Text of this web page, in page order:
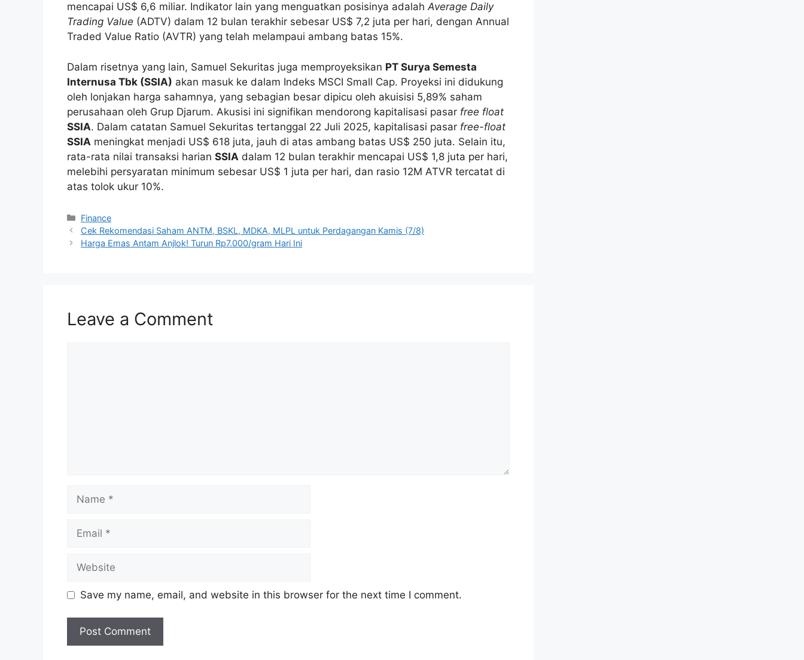
mencapai US$ 6,6 miliar. Indikator lain yang menguatkan posisinya adalahAverage Daily
Trading Value (ADTV) dalam 12 bulan terakhir sebesar US$ 7,2 juta per hari, dengan Annual
Traded Value Ratio (AVTR) yang telah melampaui ambang batas 15%.
Dalam risetnya yang lain, Samuel Sekuritas juga memproyeksikan PT Surya Semesta
Internusa Tbk (SSIA) akan masuk ke dalam Indeks MSCI Small Cap. Proyeksi ini didukung
oleh lonjakan harga sahamnya, yang sebagian besar dipicu oleh akuisisi 5,89% saham
perusahaan oleh Grup Djarum. Akusisi ini signifikan mendorong kapitalisasi pasar free float
SSIA. Dalam catatan Samuel Sekuritas tertanggal 22 Juli 2025, kapitalisasi pasar free-float
SSIA meningkat menjadi US$ 618 juta, jauh di atas ambang batas US$ 250 juta. Selain itu,
rata-rata nilai transaksi harian SSIA dalam 12 bulan terakhir mencapai US$ 1,8 juta per hari,
melebihi persyaratan minimum sebesar US$ 1 juta per hari, dan rasio 12M ATVR tercatat di
atas tolok ukur 10%.
Categories
Finance
Cek Rekomendasi Saham ANTM, BSKL, MDKA, MLPL untuk Perdagangan Kamis (7/8)
Harga Emas Antam Anjlok! Turun Rp7.000/gram Hari Ini
Leave a Comment
Save my name, email, and website in this browser for the next time I comment.